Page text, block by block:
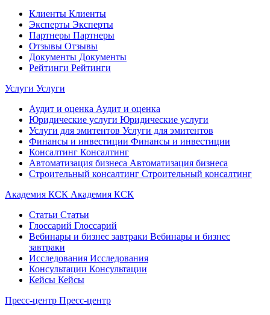
Клиенты Клиенты
Эксперты Эксперты
Партнеры Партнеры
Отзывы Отзывы
Документы Документы
Рейтинги Рейтинги
Услуги Услуги
Аудит и оценка Аудит и оценка
Юридические услуги Юридические услуги
Услуги для эмитентов Услуги для эмитентов
Финансы и инвестиции Финансы и инвестиции
Консалтинг Консалтинг
Автоматизация бизнеса Автоматизация бизнеса
Строительный консалтинг Строительный консалтинг
Академия КСК Академия КСК
Статьи Статьи
Глоссарий Глоссарий
Вебинары и бизнес завтраки Вебинары и бизнес
завтраки
Исследования Исследования
Консультации Консультации
Кейсы Кейсы
Пресс-центр Пресс-центр